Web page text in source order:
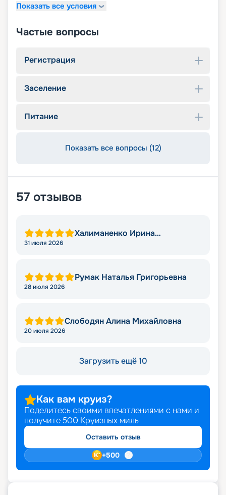
Показать все условия
Частые вопросы
Регистрация
Заселение
Питание
Показать все вопросы (12)
57 отзывов
Халиманенко Ирина
31 июля 2026
Румак Наталья Григорьевна
28 июля 2026
Слободян Алина Михайловна
20 июля 2026
Загрузить ещё 10
Как вам круиз?
Поделитесь своими впечатлениями с нами и
получите 500 Круизных миль
Оставить отзыв
+500